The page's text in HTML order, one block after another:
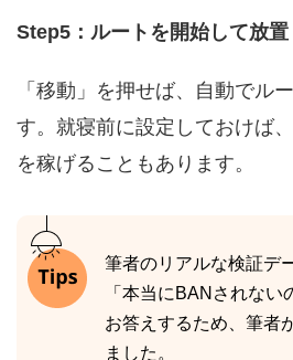
Step5：ルートを開始して放置
「移動」を押せば、自動でル
す。就寝前に設定しておけば
を稼げることもあります。
筆者のリアルな検証デ
「本当にBANされない
お答えするため、筆者
ました。